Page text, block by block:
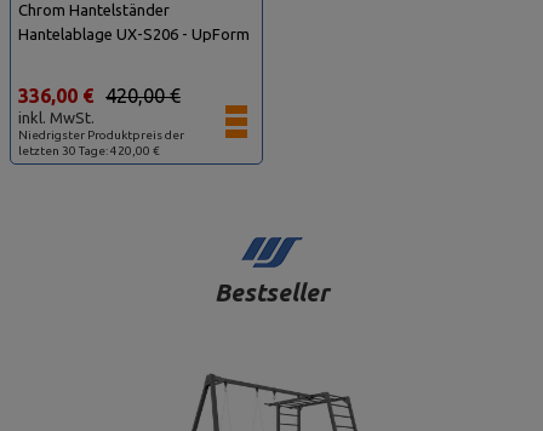
Chrom Hantelständer
Hantelablage UX-S206 - UpForm
Niedrigster Produktpreis der
letzten 30 Tage: 420,00 €
420,00 €
336,00 €
inkl. MwSt.
Bestseller